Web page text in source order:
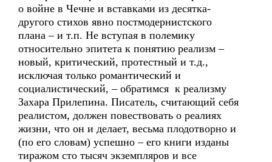
о войне в Чечне и вставками из десятка-
другого стихов явно постмодернистского
плана – и т.п. Не вступая в полемику
относительно эпитета к понятию реализм –
новый, критический, протестный и т.д.,
исключая только романтический и
социалистический, – обратимся к реализму
Захара Прилепина. Писатель, считающий себя
реалистом, должен повествовать о реалиях
жизни, что он и делает, весьма плодотворно и
(по его словам) успешно – его книги изданы
тиражом сто тысяч экземпляров и все